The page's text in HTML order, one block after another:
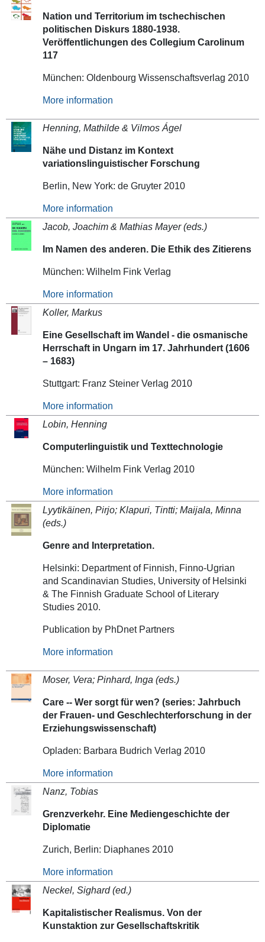
Nation und Territorium im tschechischen
politischen Diskurs 1880-1938.
Veröffentlichungen des Collegium Carolinum
117
München: Oldenbourg Wissenschaftsverlag 2010
More information
Henning, Mathilde & Vilmos Ágel
Nähe und Distanz im Kontext
variationslinguistischer Forschung
Berlin, New York: de Gruyter 2010
More information
Jacob, Joachim & Mathias Mayer (eds.)
Im Namen des anderen. Die Ethik des Zitierens
München: Wilhelm Fink Verlag
More information
Koller, Markus
Eine Gesellschaft im Wandel - die osmanische
Herrschaft in Ungarn im 17. Jahrhundert (1606
– 1683)
Stuttgart: Franz Steiner Verlag 2010
More information
Lobin, Henning
Computerlinguistik und Texttechnologie
München: Wilhelm Fink Verlag 2010
More information
Lyytikäinen, Pirjo; Klapuri, Tintti; Maijala, Minna
(eds.)
Genre and Interpretation.
Helsinki: Department of Finnish, Finno-Ugrian
and Scandinavian Studies, University of Helsinki
& The Finnish Graduate School of Literary
Studies 2010.
Publication by PhDnet Partners
More information
Moser, Vera; Pinhard, Inga (eds.)
Care -- Wer sorgt für wen? (series: Jahrbuch
der Frauen- und Geschlechterforschung in der
Erziehungswissenschaft)
Opladen: Barbara Budrich Verlag 2010
More information
Nanz, Tobias
Grenzverkehr. Eine Mediengeschichte der
Diplomatie
Zurich, Berlin: Diaphanes 2010
More information
Neckel, Sighard (ed.)
Kapitalistischer Realismus. Von der
Kunstaktion zur Gesellschaftskritik